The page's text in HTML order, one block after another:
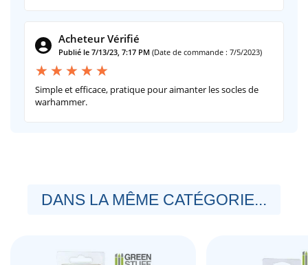
Acheteur Vérifié
Publié le 7/13/23, 7:17 PM (Date de commande : 7/5/2023)
Simple et efficace, pratique pour aimanter les socles de
warhammer.
DANS LA MÊME CATÉGORIE...